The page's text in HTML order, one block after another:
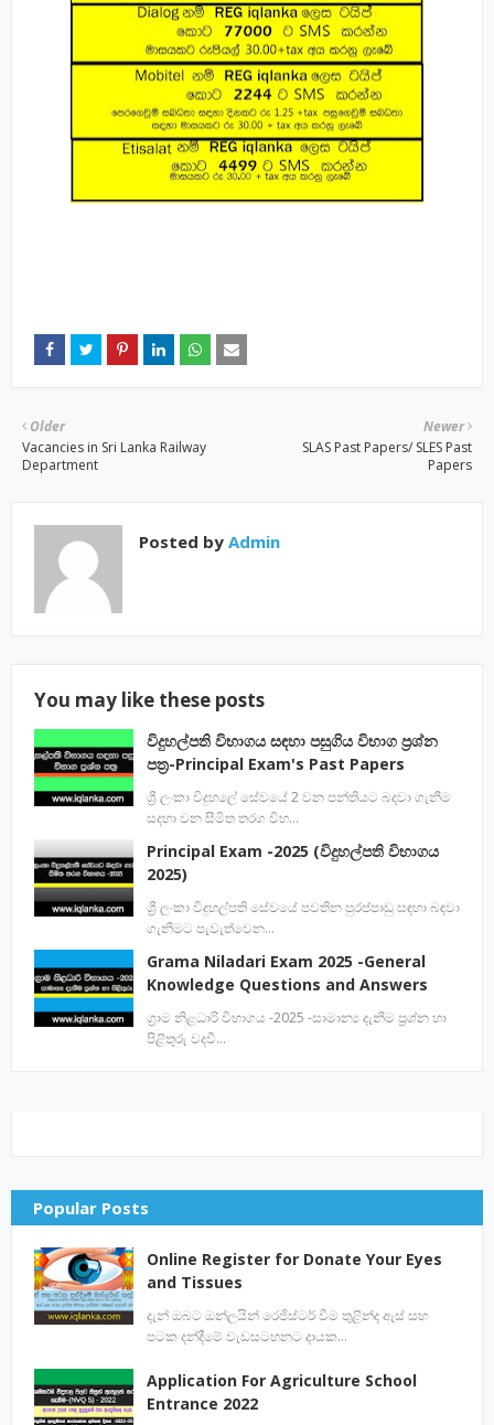
Newer
SLAS Past Papers/ SLES Past
Papers
Older
Vacancies in Sri Lanka Railway
Department
Posted by Admin
You may like these posts
විදුහල්පති විභාගය සඳහා පසුගිය විභාග ප්‍රශ්න
පත්‍ර-Principal Exam's Past Papers
ශ්‍රී ලංකා විදුහලේ සේවයේ 2 වන පන්තියට බදවා ගැනීම
සදහා වන සීමිත තරග විභ…
Principal Exam -2025 (විදුහල්පති විභාගය
2025)
ශ්‍රී ලංකා විදුහල්පති සේවයේ පවතින පුරප්පාඩු සඳහා බඳවා
ගැනිමට පැවැත්වෙන…
Grama Niladari Exam 2025 -General
Knowledge Questions and Answers
ග්‍රාම නිළධාරි විභාගය -2025 -සාමාන්‍ය දැනීම ප්‍රශ්න හා
පිළිතුරු වදවී…
Popular Posts
Online Register for Donate Your Eyes
and Tissues
දැන් ඔබට ඔන්ලයින් රෙජිස්ටර් වීම තුළින්ද ඇස් සහ
පටක දන්දීමේ වැඩසටහනට දායක…
Application For Agriculture School
Entrance 2022